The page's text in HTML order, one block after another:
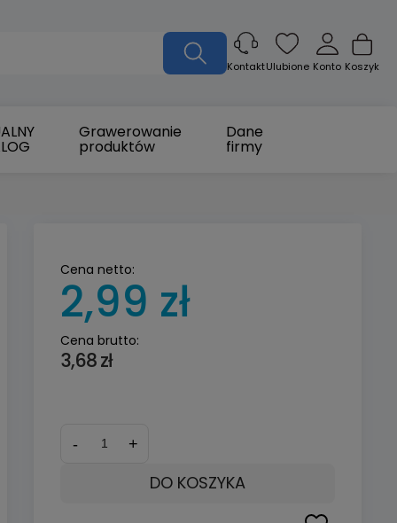
Koszyk
Konto
Ulubione
Kontakt
Grawerowanie
produktów
Dane
firmy
Cena brutto:
3,68 zł
Cena netto:
2,99 zł
-
+
DO KOSZYKA